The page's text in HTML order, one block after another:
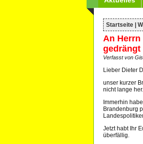
Startseite
An
gedrängt
Verfasst von
Lieber Dieter
unser kurzer
nicht lange her.
Immerhin
Brandenburg
Jetzt habt Ihr
überfällig.